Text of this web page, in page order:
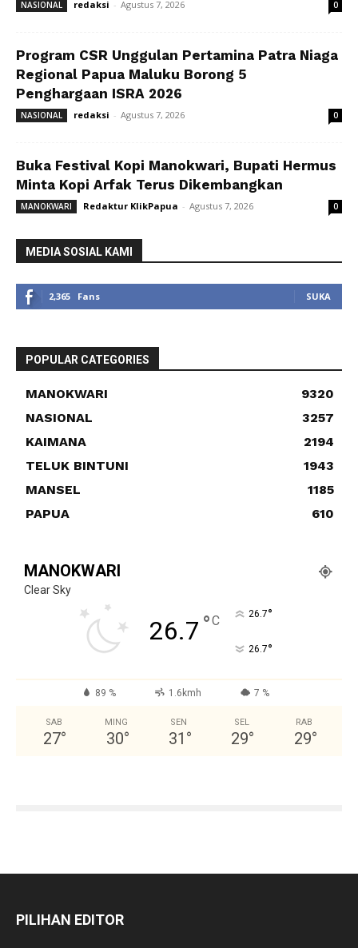
NASIONAL redaksi - Agustus 7, 2026 0
Program CSR Unggulan Pertamina Patra Niaga
Regional Papua Maluku Borong 5
Penghargaan ISRA 2026
NASIONAL redaksi - Agustus 7, 2026 0
Buka Festival Kopi Manokwari, Bupati Hermus
Minta Kopi Arfak Terus Dikembangkan
MANOKWARI Redaktur KlikPapua - Agustus 7, 2026 0
MEDIA SOSIAL KAMI
2,365 Fans SUKA
POPULAR CATEGORIES
MANOKWARI
9320
NASIONAL
3257
KAIMANA
2194
TELUK BINTUNI
1943
MANSEL
1185
PAPUA
610
MANOKWARI
Clear Sky
26.7 °C 26.7°
26.7°
89 % 1.6kmh 7 %
SAB
27°
MING
30°
SEN
31 °
SEL
29°
RAB
29°
PILIHAN EDITOR